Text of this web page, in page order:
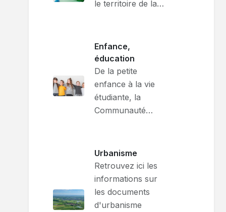
le territoire de la…
Enfance,
éducation
De la petite
enfance à la vie
étudiante, la
Communauté…
Urbanisme
Retrouvez ici les
informations sur
les documents
d'urbanisme